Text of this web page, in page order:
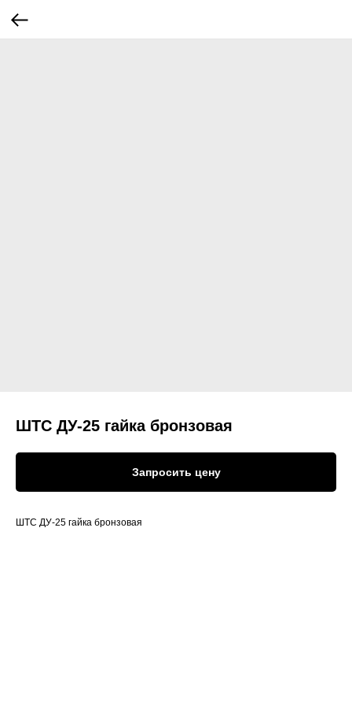
ШТС ДУ-25 гайка бронзовая
Запросить цену
ШТС ДУ-25 гайка бронзовая